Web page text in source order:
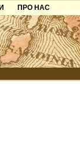
ПРО НАС
Контакти
Партнерам
Додати готель